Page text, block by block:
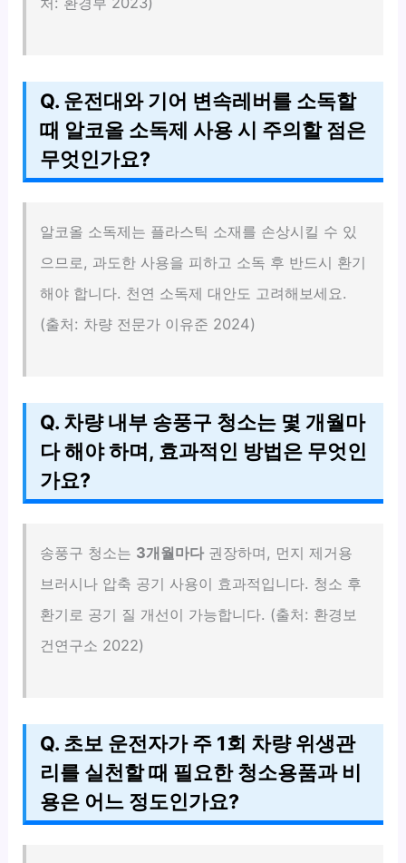
Q. 운전대와 기어 변속레버를 소독할
때 알코올 소독제 사용 시 주의할 점은
무엇인가요?
알코올 소독제는 플라스틱 소재를 손상시킬 수 있
으므로, 과도한 사용을 피하고 소독 후 반드시 환기
해야 합니다. 천연 소독제 대안도 고려해보세요.
(출처: 차량 전문가 이유준 2024)
Q. 차량 내부 송풍구 청소는 몇 개월마
다 해야 하며, 효과적인 방법은 무엇인
가요?
송풍구 청소는 3개월마다권장하며, 먼지 제거용
브러시나 압축 공기 사용이 효과적입니다. 청소 후
환기로 공기 질 개선이 가능합니다. (출처: 환경보
건연구소 2022)
Q. 초보 운전자가 주 1회 차량 위생관
리를 실천할 때 필요한 청소용품과 비
용은 어느 정도인가요?